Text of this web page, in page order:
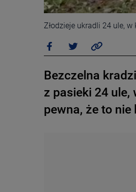
Złodzieje ukradli 24 ule, w
Bezczelna
z pasieki 24 ule,
pewna, że to nie